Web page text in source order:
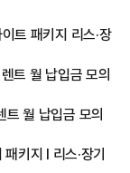
트 패키지 리스·장
트 월 납입금 모의
월 납입금 모의
키지 I 리스·장기